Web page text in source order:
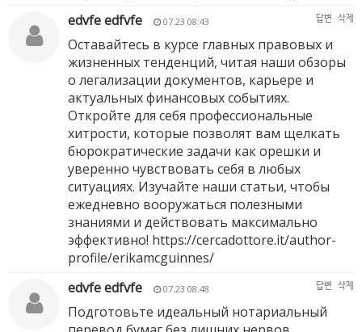
edvfe edfvfe
07.23 08:43 답변 삭제
Оставайтесь в курсе главных правовых и
жизненных тенденций, читая наши обзоры
о легализации документов, карьере и
актуальных финансовых событиях.
Откройте для себя профессиональные
хитрости, которые позволят вам щелкать
бюрократические задачи как орешки и
уверенно чувствовать себя в любых
ситуациях. Изучайте наши статьи, чтобы
ежедневно вооружаться полезными
знаниями и действовать максимально
эффективно! https://cercadottore.it/author-
profile/erikamcguinnes/
edvfe edfvfe
07.23 08:48 답변 삭제
Подготовьте идеальный нотариальный